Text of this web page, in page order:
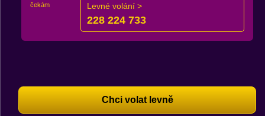
čekám Levné volání >
228 224 733
Chci volat levně